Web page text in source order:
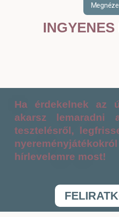
Ha érdekelnek az
akarsz lemaradni
tesztelésről,
hírlevelemre most!